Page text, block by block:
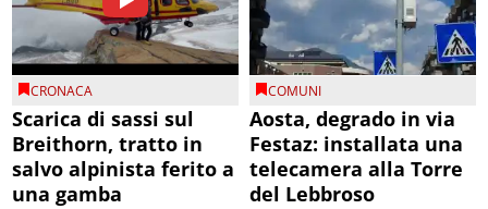
CRONACA
Scarica di sassi sul
Breithorn, tratto in
salvo alpinista ferito a
una gamba
COMUNI
Aosta, degrado in via
Festaz: installata una
telecamera alla Torre
del Lebbroso